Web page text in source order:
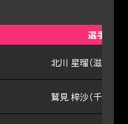
選手
北川 星瑠（滋賀県
鷲見 梓沙（千葉県